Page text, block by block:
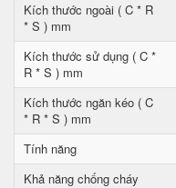
Kích thước ngoài ( C * R
* S ) mm
Kích thước sử dụng ( C *
R * S ) mm
Kích thước ngăn kéo ( C
* R * S ) mm
Tính năng
Khả năng chống cháy